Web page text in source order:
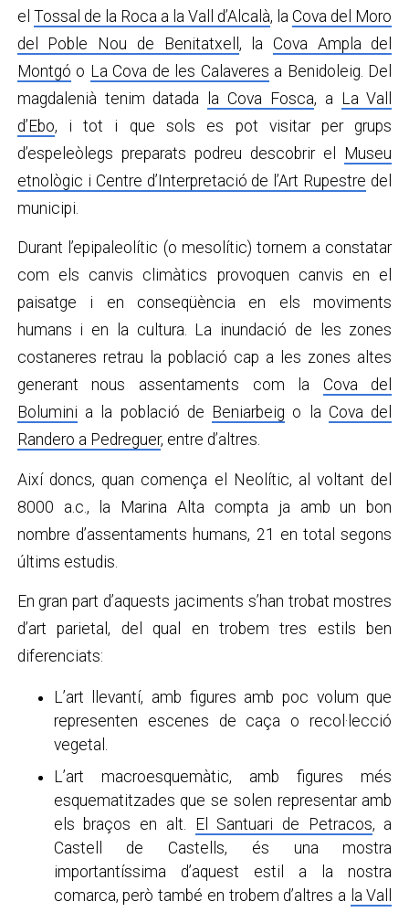
el Tossal de la Roca a la Vall d’Alcalà, laCova del Moro
del Poble Nou de Benitatxell , la Cova Ampla del
Montgó o La Cova de les Calaveres a Benidoleig. Del
magdalenià tenim datada
la Cova Fosca, a
La Vall
d’Ebo, i tot i que sols es pot visitar per grups
d’espeleòlegs preparats podreu descobrir el
Museu
etnològic i Centre d’Interpretació de l’Art Rupestre del
municipi.
Durant l’epipaleolític (o mesolític) tornem a constatar
com els canvis climàtics provoquen canvis en el
paisatge i en conseqüència en els moviments
humans i en la cultura. La inundació de les zones
costaneres retrau la població cap a les zones altes
generant nous assentaments com la Cova del
Bolumini a la població de Beniarbeig o laCova del
Randero a Pedreguer, entre d’altres.
Així doncs, quan comença el Neolític, al voltant del
8000 a.c., la Marina Alta compta ja amb un bon
nombre d’assentaments humans, 21 en total segons
últims estudis.
En gran part d’aquests jaciments s’han trobat mostres
d’art parietal, del qual en trobem tres estils ben
diferenciats:
L’art llevantí, amb figures amb poc volum que
representen escenes de caça o recol·lecció
vegetal.
L’art macroesquemàtic, amb figures més
esquematitzades que se solen representar amb
els braços en alt.
El Santuari de Petracos, a
Castell de Castells, és una mostra
importantíssima d’aquest estil a la nostra
comarca, però també en trobem d’altres a la Vall